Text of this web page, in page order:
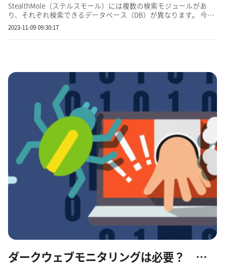
StealthMole（ステルスモール）には複数の検索モジュールがあ
り、それぞれ検索できるデータベース（DB）が異なります。 今回
はDT（Darkweb Tracker）の使用例をお見せします。 StealthMole
の主なモジュール はじめに、「名簿」というキーワードで検索し
2023-11-09 09:30:17
ダークウェブモニタリングは必要？ メリットとデメリットを解説